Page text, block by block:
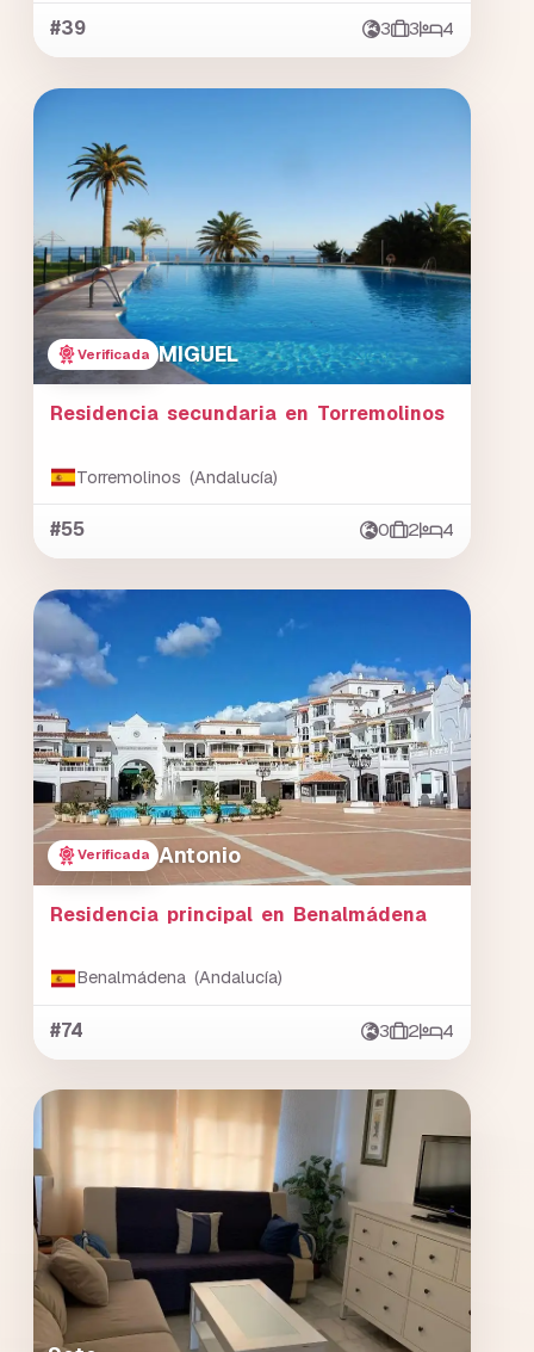
#39 3 3 4
Verificada MIGUEL
Residencia secundaria en Torremolinos
Torremolinos (Andalucía)
#55 0 2 4
Verificada Antonio
Residencia principal en Benalmádena
Benalmádena (Andalucía)
#74 3 2 4